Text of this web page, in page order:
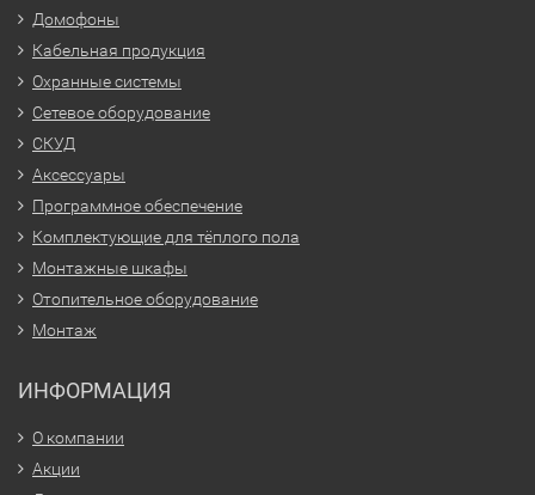
Домофоны
Кабельная продукция
Охранные системы
Сетевое оборудование
СКУД
Аксессуары
Программное обеспечение
Комплектующие для тёплого пола
Монтажные шкафы
Отопительное оборудование
Монтаж
ИНФОРМАЦИЯ
О компании
Акции